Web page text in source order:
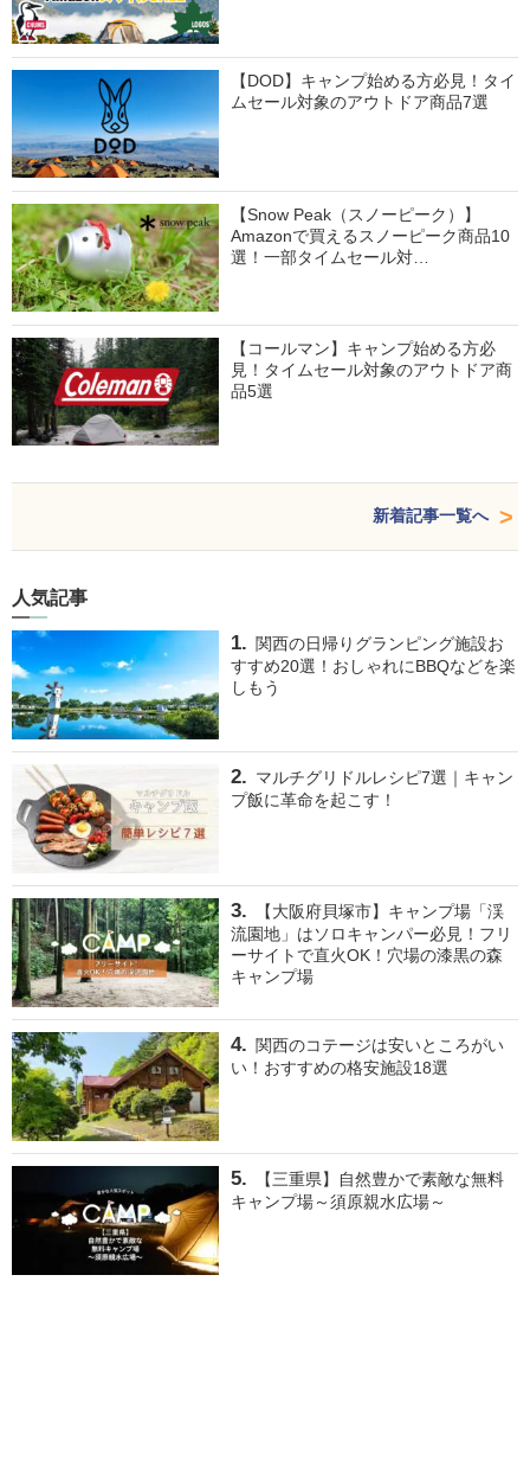
【DOD】キャンプ始める方必見！タイ
ムセール対象のアウトドア商品7選
【Snow Peak（スノーピーク）】
Amazonで買えるスノーピーク商品10
選！一部タイムセール対…
【コールマン】キャンプ始める方必
見！タイムセール対象のアウトドア商
品5選
新着記事一覧へ
人気記事
関西の日帰りグランピング施設お
すすめ20選！おしゃれにBBQなどを楽
しもう
マルチグリドルレシピ7選｜キャン
プ飯に革命を起こす！
【大阪府貝塚市】キャンプ場「渓
流園地」はソロキャンパー必見！フリ
ーサイトで直火OK！穴場の漆黒の森
キャンプ場
関西のコテージは安いところがい
い！おすすめの格安施設18選
【三重県】自然豊かで素敵な無料
キャンプ場～須原親水広場～